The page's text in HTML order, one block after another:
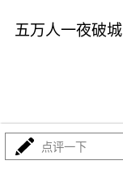
五万人一夜破
最热
点评一下